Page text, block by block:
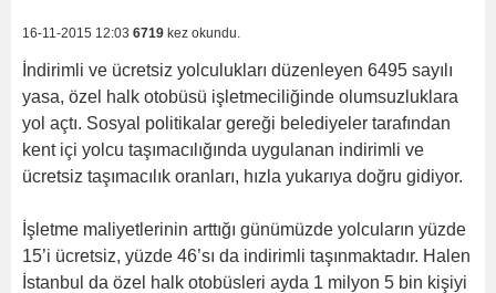
16-11-2015 12:03 6719 kez okundu.
İndirimli ve ücretsiz yolculukları düzenleyen 6495 sayılı
yasa, özel halk otobüsü işletmeciliğinde olumsuzluklara
yol açtı. Sosyal politikalar gereği belediyeler tarafından
kent içi yolcu taşımacılığında uygulanan indirimli ve
ücretsiz taşımacılık oranları, hızla yukarıya doğru gidiyor.
İşletme maliyetlerinin arttığı günümüzde yolcuların yüzde
15’i ücretsiz, yüzde 46’sı da indirimli taşınmaktadır. Halen
İstanbul da özel halk otobüsleri ayda 1 milyon 5 bin kişiyi